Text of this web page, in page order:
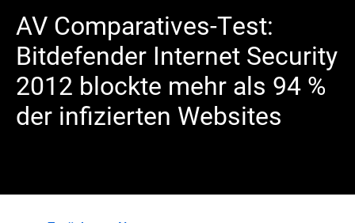
AV Comparatives-Test:
Bitdefender Internet Security
2012 blockte mehr als 94 %
der infizierten Websites